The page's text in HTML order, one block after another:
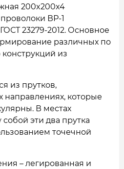
200x200x4
ВР-1
23279-2012. Основное
различных по
из
из прутков,
направлениях, которые
В местах
эти два прутка
точечной
– легированная и